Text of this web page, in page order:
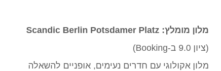
מלון מומלץ: Scandic Berlin Potsdamer Platz
(ציון 9.0 ב-Booking)
מלון אקולוגי עם חדרים נעימים, אופניים להשאלה